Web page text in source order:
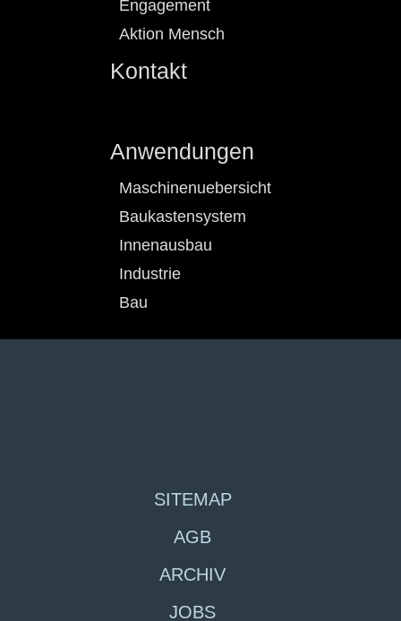
Engagement
Aktion Mensch
Kontakt
Anwendungen
Maschinenuebersicht
Baukastensystem
Innenausbau
Industrie
Bau
SITEMAP
AGB
ARCHIV
JOBS